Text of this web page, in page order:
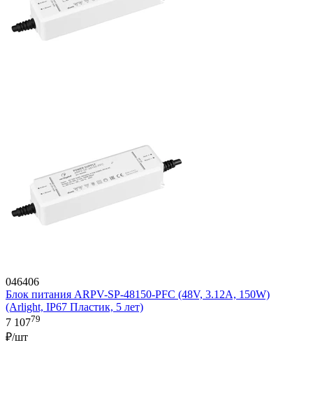
046406
Блок питания ARPV-SP-48150-PFC (48V, 3.12A, 150W)
(Arlight, IP67 Пластик, 5 лет)
7 10779
₽/шт